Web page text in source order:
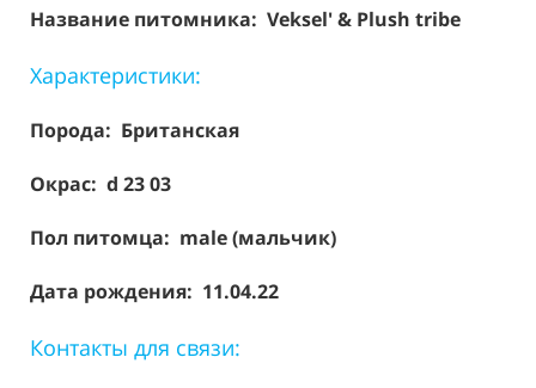
Название питомника: Veksel' & Plush tribe
Характеристики:
Порода: Британская
Окрас: d 23 03
Пол питомца: male (мальчик)
Дата рождения: 11.04.22
Контакты для связи: